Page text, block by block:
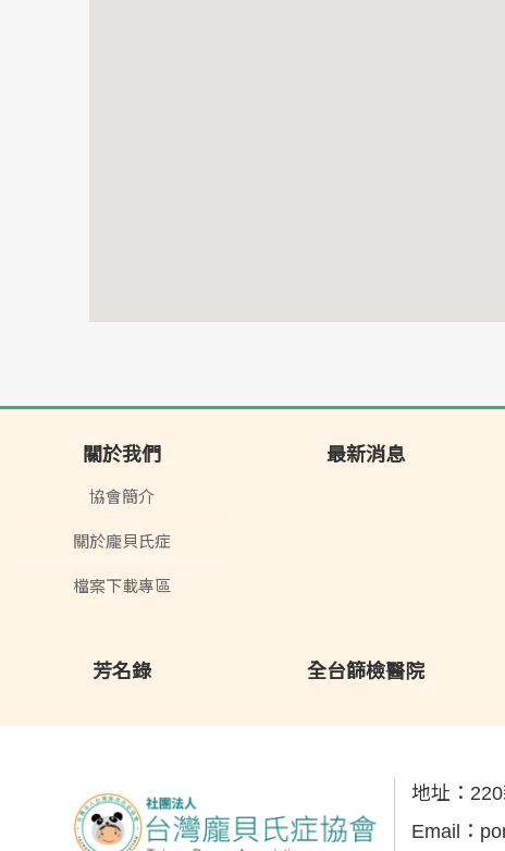
關於我們
協會簡介
關於龐貝氏症
檔案下載專區
最新消息
芳名錄 全台篩檢醫院
地址：
Email：